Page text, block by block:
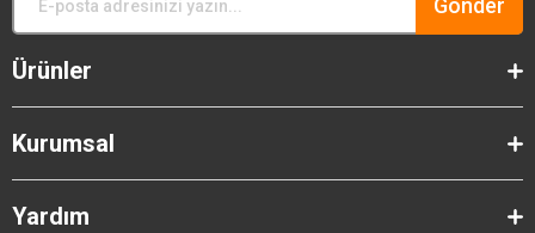
Gönder
Ürünler
Kurumsal
Yardım